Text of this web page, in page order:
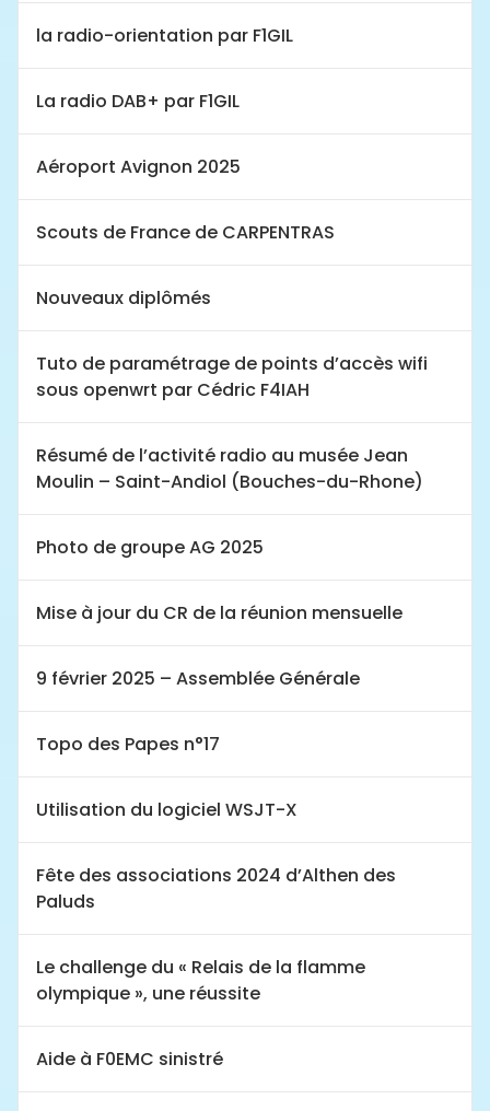
la radio-orientation par F1GIL
La radio DAB+ par F1GIL
Aéroport Avignon 2025
Scouts de France de CARPENTRAS
Nouveaux diplômés
Tuto de paramétrage de points d’accès wifi
sous openwrt par Cédric F4IAH
Résumé de l’activité radio au musée Jean
Moulin – Saint-Andiol (Bouches-du-Rhone)
Photo de groupe AG 2025
Mise à jour du CR de la réunion mensuelle
9 février 2025 – Assemblée Générale
Topo des Papes n°17
Utilisation du logiciel WSJT-X
Fête des associations 2024 d’Althen des
Paluds
Le challenge du « Relais de la flamme
olympique », une réussite
Aide à F0EMC sinistré